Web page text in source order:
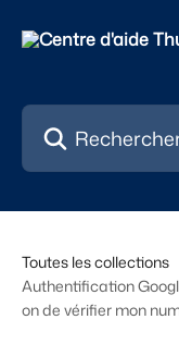
Rechercher un
Toutes les collections
Authentification
on de vérifier mon